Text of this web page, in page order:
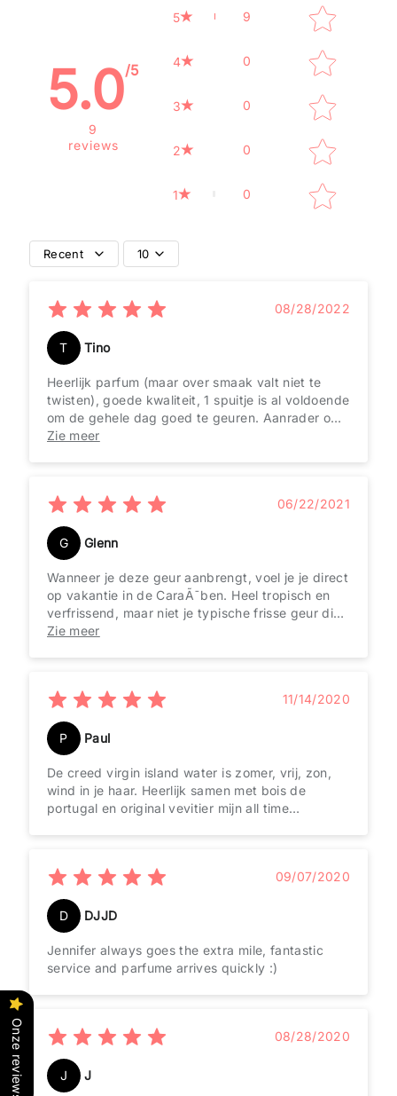
5.0/5
9
reviews
5 9
4 0
3 0
2 0
1 0
Star rating
Recent 10
08/28/2022
T Tino
Heerlijk parfum (maar over smaak valt niet te
twisten), goede kwaliteit, 1 spuitje is al voldoende
om de gehele dag goed te geuren. Aanrader om
bij Parfas te bestellen. Duidelijke website, snelle
Zie meer
06/22/2021
G Glenn
Wanneer je deze geur aanbrengt, voel je je direct
op vakantie in de CaraÃ¯ben. Heel tropisch en
verfrissend, maar niet je typische frisse geur die
je draagt in de zomer. Deze geur doet me enorm
je er een paar uur mee doorkomt.
Zie meer
11/14/2020
P Paul
De creed virgin island water is zomer, vrij, zon,
wind in je haar. Heerlijk samen met bois de
portugal en original vevitier mijn all time
09/07/2020
D DJJD
Jennifer always goes the extra mile, fantastic
service and parfume arrives quickly :)
08/28/2020
J J
Onze reviews